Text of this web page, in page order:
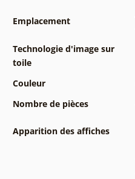
Emplacement
Technologie d'image sur
toile
Couleur
Nombre de pièces
Apparition des affiches